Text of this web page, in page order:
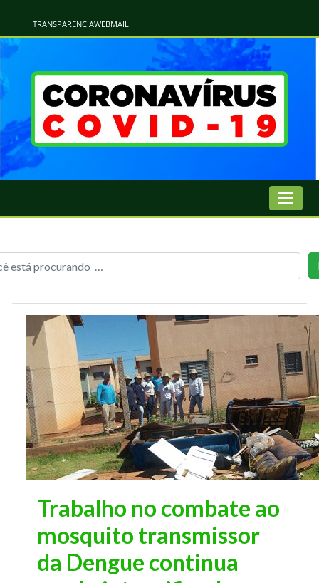
TRANSPARENCIAWEBMAIL
Trabalho no combate ao
mosquito transmissor
da Dengue continua